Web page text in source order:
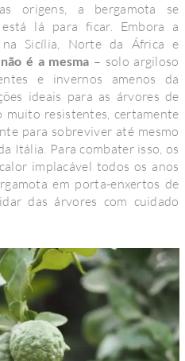
origens, a bergamota se
lá para ficar. Embora a
na Sicília, Norte da África e
é a mesma – solo argiloso
e invernos amenos da
ideais para as árvores de
muito resistentes, certamente
para sobreviver até mesmo
Itália. Para combater isso, os
implacável todos os anos
em porta-enxertos de
das árvores com cuidado